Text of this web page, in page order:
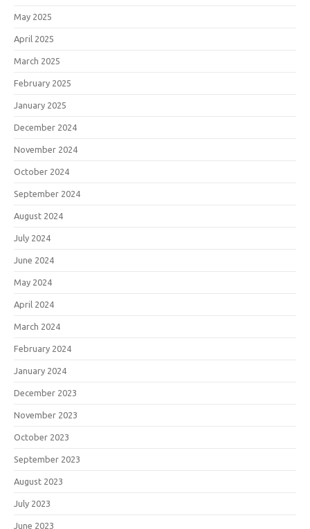
May 2025
April 2025
March 2025
February 2025
January 2025
December 2024
November 2024
October 2024
September 2024
August 2024
July 2024
June 2024
May 2024
April 2024
March 2024
February 2024
January 2024
December 2023
November 2023
October 2023
September 2023
August 2023
July 2023
June 2023